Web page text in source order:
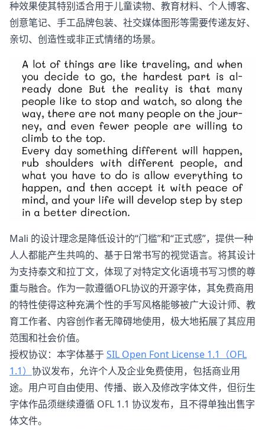
种效果使其特别适合用于儿童读物、教育材料、个人博客、
创意笔记、手工品牌包装、社交媒体图形等需要传递友好、
亲切、创造性或非正式情绪的场景。
Mali 的设计理念是降低设计的“门槛”和“正式感”，提供一种
人人都能产生共鸣的、基于日常书写的视觉语言。将其设计
为支持泰文和拉丁文，体现了对特定文化语境书写习惯的尊
重与融合。作为一款遵循OFL协议的开源字体，其免费商用
的特性使得这种充满个性的手写风格能够被广大设计师、教
育工作者、内容创作者无障碍地使用，极大地拓展了其应用
范围和社会价值。
授权协议：本字体基于SIL Open Font License 1.1（OFL
1.1） 协议发布，允许个人及企业免费使用，包括商业用
途。用户可自由使用、传播、嵌入及修改字体文件，但衍生
字体作品须继续遵循 OFL 1.1 协议发布，且不得单独出售字
体文件。